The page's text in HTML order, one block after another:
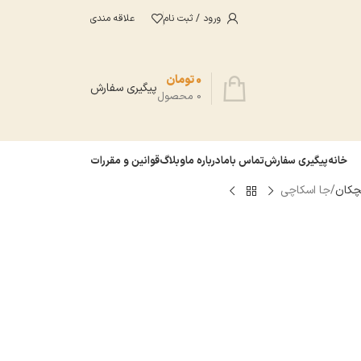
ورود / ثبت نام علاقه مندی
0 محصول
0تومان پیگیری سفارش
خانهپیگیری سفارشتماس بامادرباره ماوبلاگقوانین و مقررات
جا اسکاچی